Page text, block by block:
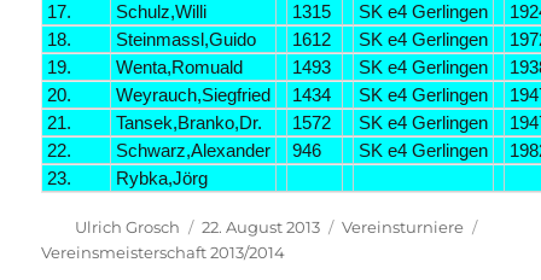
17.
Schulz,Willi 1315 SK e4 Gerlingen
18.
Steinmassl,Guido 1612 SK e4 Gerlingen
19.
Wenta,Romuald 1493 SK e4 Gerlingen
20.
Weyrauch,Siegfried 1434 SK e4 Gerlingen
21.
Tansek,Branko,Dr. 1572 SK e4 Gerlingen
22.
Schwarz,Alexander 946 SK e4 Gerlingen
23.
Rybka,Jörg
Autor
Ulrich Grosch
Veröffentlicht
am
22. August 2013 Kategorien
Vereinsturniere
Vereinsmeisterschaft 2013/2014